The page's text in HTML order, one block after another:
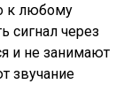
к любому
сигнал через
и не занимают
звучание